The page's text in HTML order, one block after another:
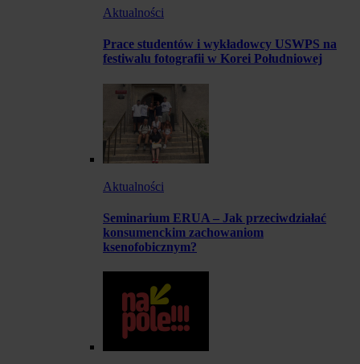
Aktualności
Prace studentów i wykładowcy USWPS na
festiwalu fotografii w Korei Południowej
Aktualności
Seminarium ERUA – Jak przeciwdziałać
konsumenckim zachowaniom
ksenofobicznym?